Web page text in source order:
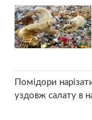
Помідори
уздовж салату в